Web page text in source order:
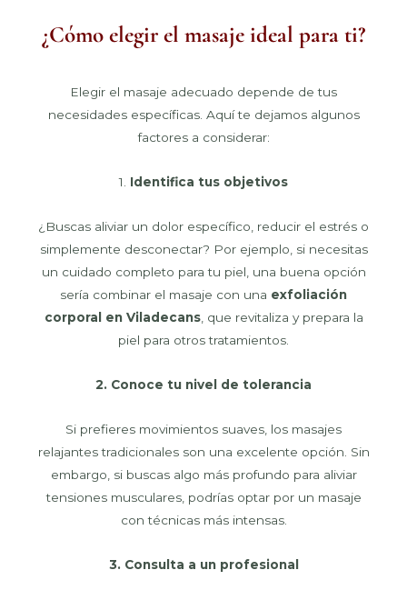
¿Cómo elegir el masaje ideal para ti?
Elegir el masaje adecuado depende de tus
necesidades específicas. Aquí te dejamos algunos
factores a considerar:
1. Identifica tus objetivos
¿Buscas aliviar un dolor específico, reducir el estrés o
simplemente desconectar? Por ejemplo, si necesitas
un cuidado completo para tu piel, una buena opción
sería combinar el masaje con una exfoliación
corporal en Viladecans, que revitaliza y prepara la
piel para otros tratamientos.
2. Conoce tu nivel de tolerancia
Si prefieres movimientos suaves, los masajes
relajantes tradicionales son una excelente opción. Sin
embargo, si buscas algo más profundo para aliviar
tensiones musculares, podrías optar por un masaje
con técnicas más intensas.
3. Consulta a un profesional